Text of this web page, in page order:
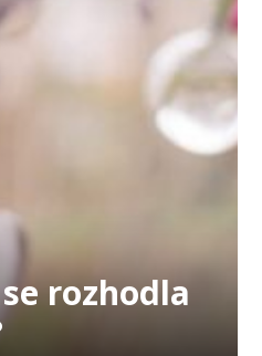
rozhodla